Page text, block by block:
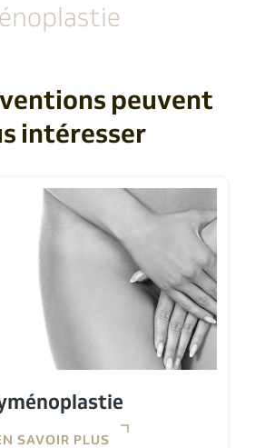
peuvent
intéresser
SAVOIR PLUS